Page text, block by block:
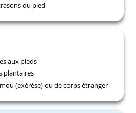
du pied
aux pieds
plantaires
(exérèse) ou de corps étranger